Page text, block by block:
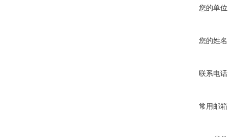
您的单位
您的姓名
联系电话
常用邮箱